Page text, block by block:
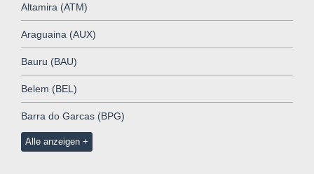
Altamira (ATM)
Araguaina (AUX)
Bauru (BAU)
Belem (BEL)
Barra do Garcas (BPG)
Alle anzeigen